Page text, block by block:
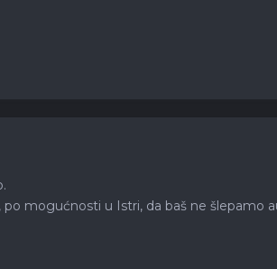
mogućnosti u Istri, da baš ne šlepamo